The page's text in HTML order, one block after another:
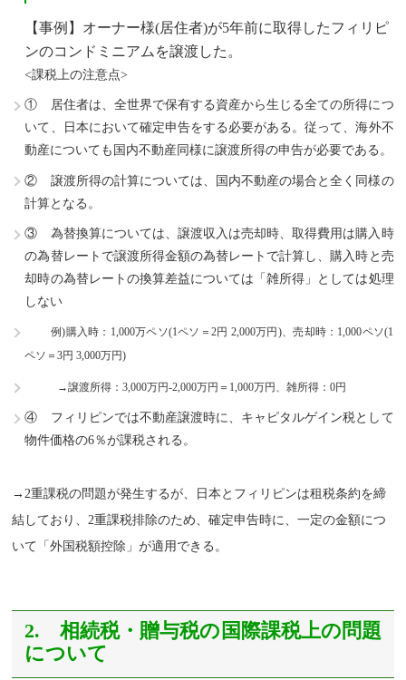
【事例】オーナー様(居住者)が5年前に取得したフィリピ
ンのコンドミニアムを譲渡した。
<課税上の注意点>
① 居住者は、全世界で保有する資産から生じる全ての所得につ
いて、日本において確定申告をする必要がある。従って、海外不
動産についても国内不動産同様に譲渡所得の申告が必要である。
② 譲渡所得の計算については、国内不動産の場合と全く同様の
計算となる。
③ 為替換算については、譲渡収入は売却時、取得費用は購入時
の為替レートで譲渡所得金額の為替レートで計算し、購入時と売
却時の為替レートの換算差益については「雑所得」としては処理
しない
例)購入時：1,000万ペソ(1ペソ＝2円 2,000万円)、売却時：1,000ペソ(1
ペソ＝3円 3,000万円)
→譲渡所得：3,000万円-2,000万円＝1,000万円、雑所得：0円
④ フィリピンでは不動産譲渡時に、キャピタルゲイン税として
物件価格の6％が課税される。
→2重課税の問題が発生するが、日本とフィリピンは租税条約を締
結しており、2重課税排除のため、確定申告時に、一定の金額につ
いて「外国税額控除」が適用できる。
2. 相続税・贈与税の国際課税上の問題
について